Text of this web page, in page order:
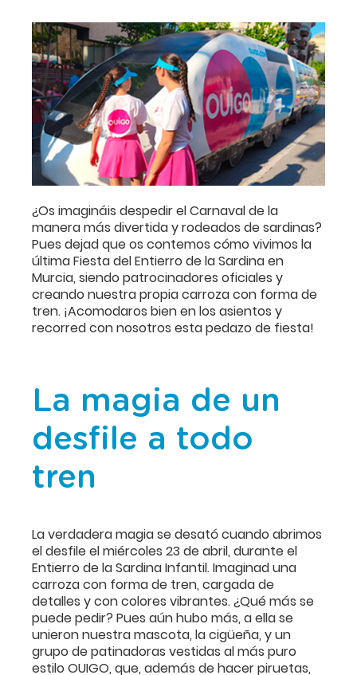
¿Os imagináis despedir el Carnaval de la
manera más divertida y rodeados de sardinas?
Pues dejad que os contemos cómo vivimos la
última Fiesta del Entierro de la Sardina en
Murcia, siendo patrocinadores oficiales y
creando nuestra propia carroza con forma de
tren. ¡Acomodaros bien en los asientos y
recorred con nosotros esta pedazo de fiesta!
La magia de un
desfile a todo
tren
La verdadera magia se desató cuando abrimos
el desfile el miércoles 23 de abril, durante el
Entierro de la Sardina Infantil. Imaginad una
carroza con forma de tren, cargada de
detalles y con colores vibrantes. ¿Qué más se
puede pedir? Pues aún hubo más, a ella se
unieron nuestra mascota, la cigüeña, y un
grupo de patinadoras vestidas al más puro
estilo OUIGO, que, además de hacer piruetas,